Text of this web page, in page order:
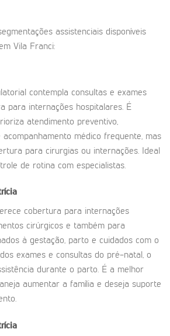
assistenciais disponíveis
Vila Franci:
contempla consultas e exames
para internações hospitalares. É
atendimento preventivo,
médico frequente, mas
para cirurgias ou internações. Ideal
de rotina com especialistas.
cobertura para internações
cirúrgicos e também para
à gestação, parto e cuidados com o
exames e consultas do pré-natal, o
durante o parto. É a melhor
aumentar a família e deseja suporte